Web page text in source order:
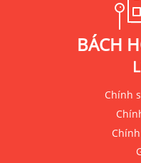
BÁCH
Chính